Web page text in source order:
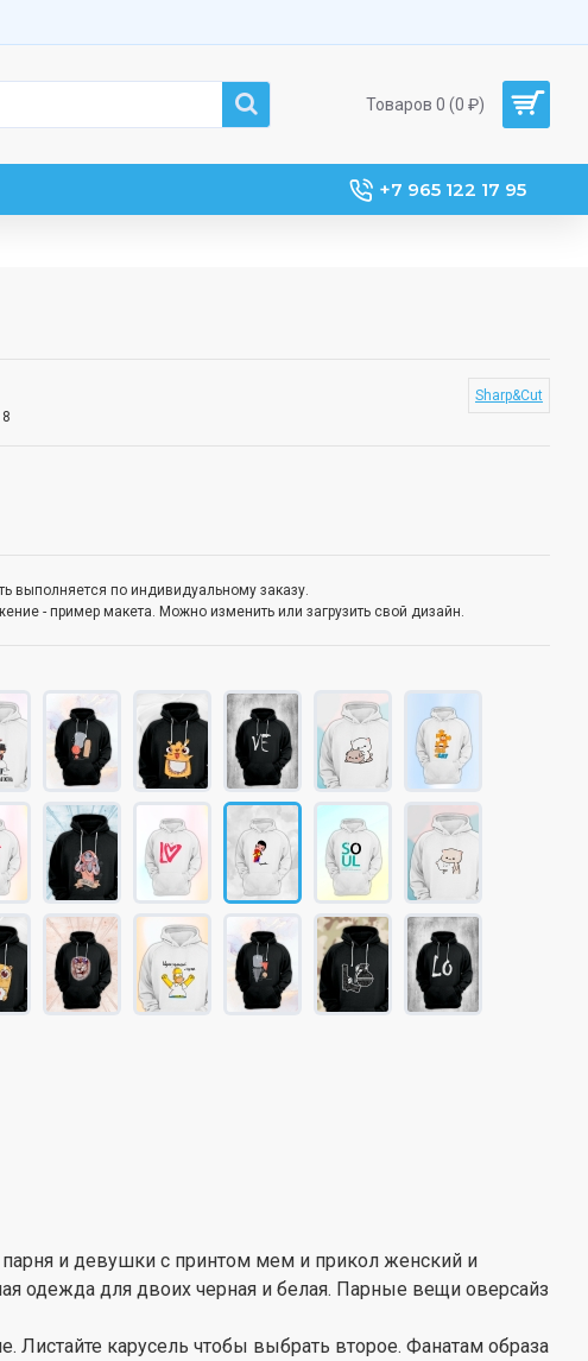
Товаров 0 (0 ₽)
+7 965 122 17 95
Sharp&Cut
выполняется по индивидуальному заказу.
- пример макета. Можно изменить или загрузить свой дизайн.
и девушки с принтом мем и прикол женский и
одежда для двоих черная и белая. Парные вещи оверсайз
Листайте карусель чтобы выбрать второе. Фанатам образа